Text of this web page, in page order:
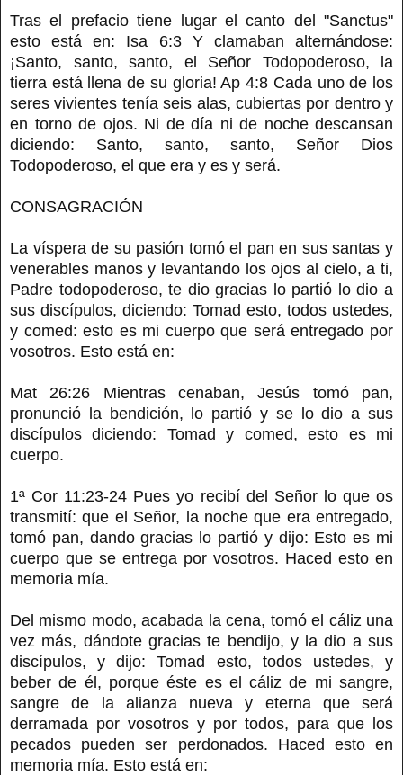
Tras el prefacio tiene lugar el canto del "Sanctus"
esto está en: Isa 6:3 Y clamaban alternándose:
¡Santo, santo, santo, el Señor Todopoderoso, la
tierra está llena de su gloria! Ap 4:8 Cada uno de los
seres vivientes tenía seis alas, cubiertas por dentro y
en torno de ojos. Ni de día ni de noche descansan
diciendo: Santo, santo, santo, Señor Dios
Todopoderoso, el que era y es y será.
CONSAGRACIÓN
La víspera de su pasión tomó el pan en sus santas y
venerables manos y levantando los ojos al cielo, a ti,
Padre todopoderoso, te dio gracias lo partió lo dio a
sus discípulos, diciendo: Tomad esto, todos ustedes,
y comed: esto es mi cuerpo que será entregado por
vosotros. Esto está en:
Mat 26:26 Mientras cenaban, Jesús tomó pan,
pronunció la bendición, lo partió y se lo dio a sus
discípulos diciendo: Tomad y comed, esto es mi
cuerpo.
1ª Cor 11:23-24 Pues yo recibí del Señor lo que os
transmití: que el Señor, la noche que era entregado,
tomó pan, dando gracias lo partió y dijo: Esto es mi
cuerpo que se entrega por vosotros. Haced esto en
memoria mía.
Del mismo modo, acabada la cena, tomó el cáliz una
vez más, dándote gracias te bendijo, y la dio a sus
discípulos, y dijo: Tomad esto, todos ustedes, y
beber de él, porque éste es el cáliz de mi sangre,
sangre de la alianza nueva y eterna que será
derramada por vosotros y por todos, para que los
pecados pueden ser perdonados. Haced esto en
memoria mía. Esto está en: